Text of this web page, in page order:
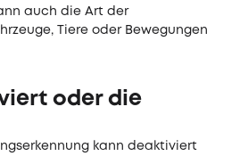
auch die Art der
Tiere oder Bewegungen
oder die
kann deaktiviert